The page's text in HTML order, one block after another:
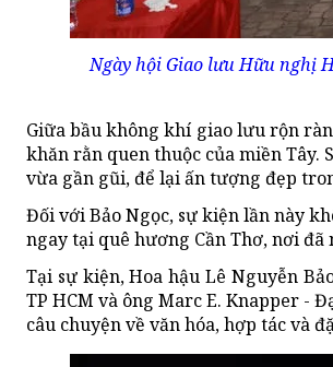
Ngày hội Giao lưu Hữu nghị
Giữa bầu không khí giao lưu rộn
khăn rằn quen thuộc của miền
vừa gần gũi, để lại ấn tượng đẹp
Đối với Bảo Ngọc, sự kiện lần này
ngay tại quê hương Cần Thơ, nơi
Tại sự kiện, Hoa hậu Lê Nguyễn
TP HCM và ông Marc E. Knapper -
câu chuyện về văn hóa, hợp tác và